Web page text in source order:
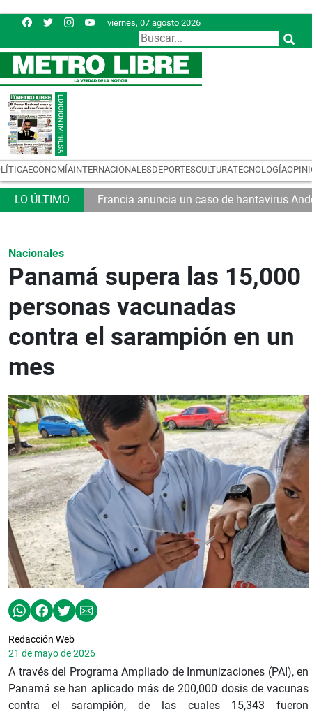
viernes, 07 agosto 2026
ECONOMÍAINTERNACIONALESDEPORTESCULTURATECNOLOGÍA
Francia anuncia un caso de hantavirus
Nacionales
Panamá supera las 15,000
personas vacunadas
contra el sarampión en un
mes
Redacción Web
21 de mayo de 2026
A través del Programa Ampliado de Inmunizaciones (PAI), en
Panamá se han aplicado más de 200,000 dosis de vacunas
contra el sarampión, de las cuales 15,343 fueron